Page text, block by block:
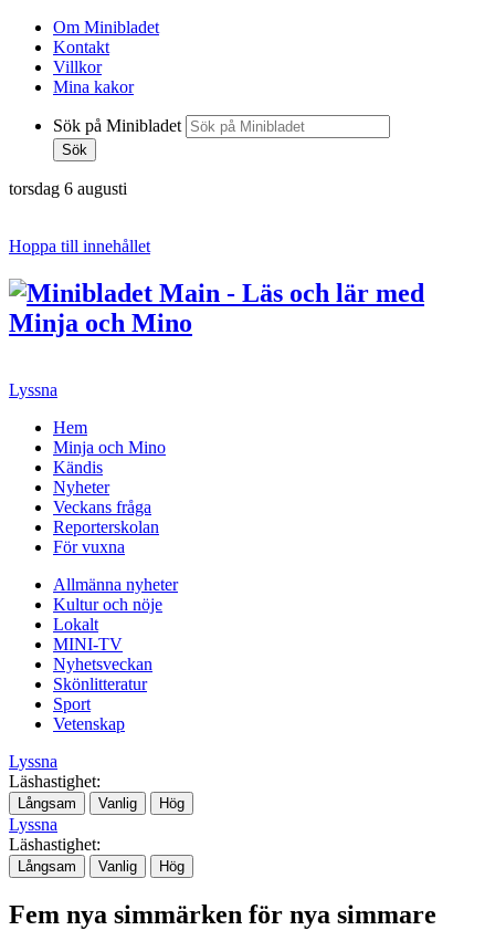
Om Minibladet
Kontakt
Villkor
Mina kakor
Sök på Minibladet
Sök
torsdag 6 augusti
Hoppa till innehållet
Lyssna
Hem
Minja och Mino
Kändis
Nyheter
Veckans fråga
Reporterskolan
För vuxna
Allmänna nyheter
Kultur och nöje
Lokalt
MINI-TV
Nyhetsveckan
Skönlitteratur
Sport
Vetenskap
Lyssna
Läshastighet:
Långsam Vanlig Hög
Lyssna
Läshastighet:
Långsam Vanlig Hög
Fem nya simmärken för nya simmare